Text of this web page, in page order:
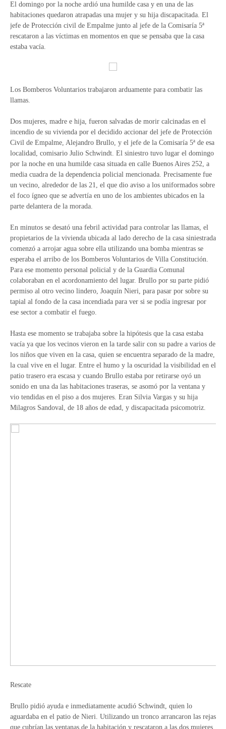
El domingo por la noche ardió una humilde casa y en una de las
habitaciones quedaron atrapadas una mujer y su hija discapacitada. El
jefe de Protección civil de Empalme junto al jefe de la Comisaría 5ª
rescataron a las víctimas en momentos en que se pensaba que la casa
estaba vacía.
Los Bomberos Voluntarios trabajaron arduamente para combatir las
llamas.
Dos mujeres, madre e hija, fueron salvadas de morir calcinadas en el
incendio de su vivienda por el decidido accionar del jefe de Protección
Civil de Empalme, Alejandro Brullo, y el jefe de la Comisaría 5ª de esa
localidad, comisario Julio Schwindt. El siniestro tuvo lugar el domingo
por la noche en una humilde casa situada en calle Buenos Aires 252, a
media cuadra de la dependencia policial mencionada. Precisamente fue
un vecino, alrededor de las 21, el que dio aviso a los uniformados sobre
el foco ígneo que se advertía en uno de los ambientes ubicados en la
parte delantera de la morada.
En minutos se desató una febril actividad para controlar las llamas, el
propietarios de la vivienda ubicada al lado derecho de la casa siniestrada
comenzó a arrojar agua sobre ella utilizando una bomba mientras se
esperaba el arribo de los Bomberos Voluntarios de Villa Constitución.
Para ese momento personal policial y de la Guardia Comunal
colaboraban en el acordonamiento del lugar. Brullo por su parte pidió
permiso al otro vecino lindero, Joaquín Nieri, para pasar por sobre su
tapial al fondo de la casa incendiada para ver si se podía ingresar por
ese sector a combatir el fuego.
Hasta ese momento se trabajaba sobre la hipótesis que la casa estaba
vacía ya que los vecinos vieron en la tarde salir con su padre a varios de
los niños que viven en la casa, quien se encuentra separado de la madre,
la cual vive en el lugar. Entre el humo y la oscuridad la visibilidad en el
patio trasero era escasa y cuando Brullo estaba por retirarse oyó un
sonido en una da las habitaciones traseras, se asomó por la ventana y
vio tendidas en el piso a dos mujeres. Eran Silvia Vargas y su hija
Milagros Sandoval, de 18 años de edad, y discapacitada psicomotriz.
Rescate
Brullo pidió ayuda e inmediatamente acudió Schwindt, quien lo
aguardaba en el patio de Nieri. Utilizando un tronco arrancaron las rejas
que cubrían las ventanas de la habitación y rescataron a las dos mujeres